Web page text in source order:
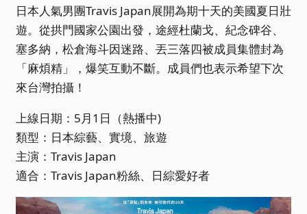
日本人氣男團Travis Japan展開為期十天的美國夏日壯
遊。從拱門國家公園出發，途經杜蘭戈、紀念碑谷、
塞多納，松倉海斗因迷路、丟三落四被成員集體封為
「麻煩精」，爆笑互動不斷。成員們也表示希望下次
來台灣拍攝！
上線日期：5月1日（熱播中)
類型：日本綜藝、實境、旅遊
主演：Travis Japan
適合：Travis Japan粉絲、日綜愛好者